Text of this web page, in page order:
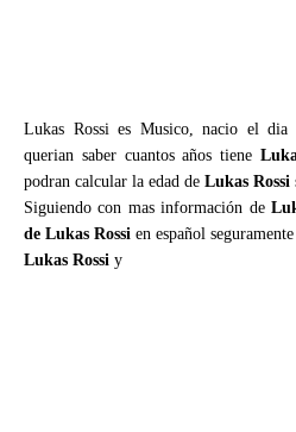
Lukas Rossi es Musico, nacio el
querian saber cuantos años tiene
podran calcular la edad de Lukas Rossi
Siguiendo con mas información de
de Lukas Rossi en español
Lukas Rossi y